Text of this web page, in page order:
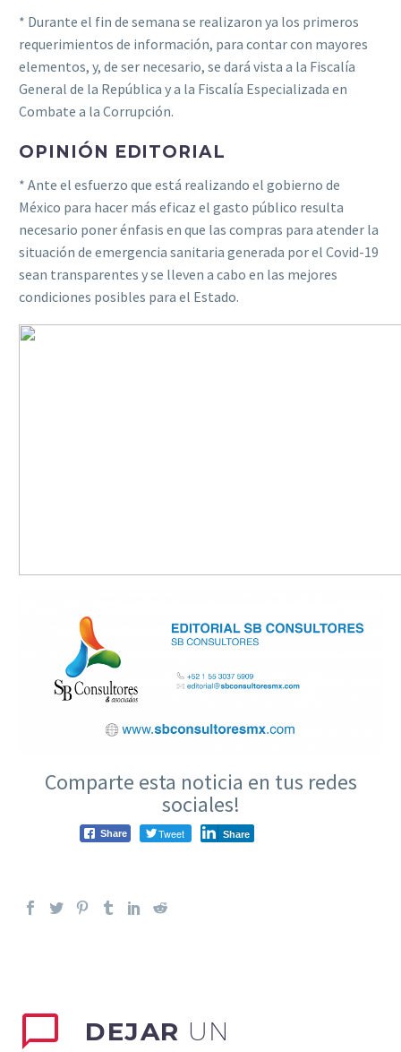
* Durante el fin de semana se realizaron ya los primeros
requerimientos de información, para contar con mayores
elementos, y, de ser necesario, se dará vista a la Fiscalía
General de la República y a la Fiscalía Especializada en
Combate a la Corrupción.
OPINIÓN EDITORIAL
* Ante el esfuerzo que está realizando el gobierno de
México para hacer más eficaz el gasto público resulta
necesario poner énfasis en que las compras para atender la
situación de emergencia sanitaria generada por el Covid-19
sean transparentes y se lleven a cabo en las mejores
condiciones posibles para el Estado.
Comparte esta noticia en tus redes
sociales!
Share Tweet Share
DEJAR UN